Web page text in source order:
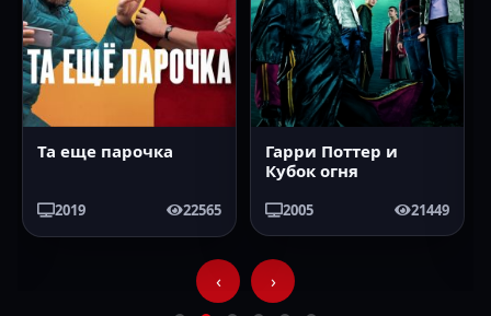
Та еще парочка
2019 22565
Гарри Поттер и
Кубок огня
2005 21449
‹ ›